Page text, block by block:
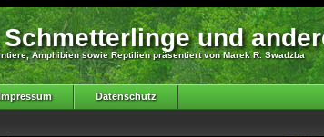
und
Amphibien sowie Reptilien präsentiert von Marek R. Swadzba
Datenschutz